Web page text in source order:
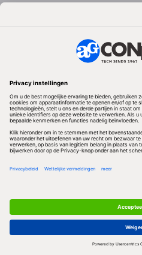
Adverteren
Volg ons
Redactionele partner
Algemene Voorwaarden & Copyrights